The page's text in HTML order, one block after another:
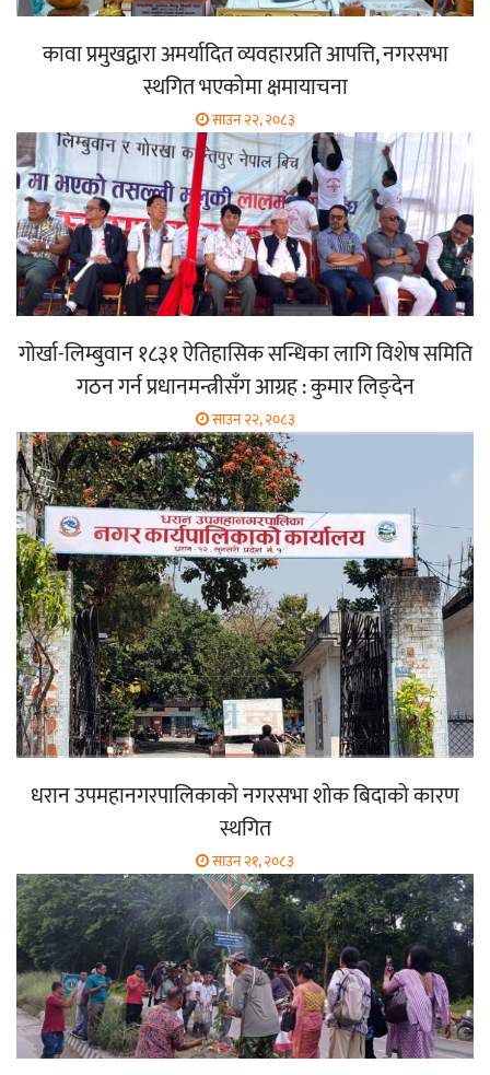
कावा प्रमुखद्वारा अमर्यादित व्यवहारप्रति आपत्ति, नगरसभा
स्थगित भएकोमा क्षमायाचना
साउन २२, २०८३
गोर्खा-लिम्बुवान १८३१ ऐतिहासिक सन्धिका लागि विशेष समिति
गठन गर्न प्रधानमन्त्रीसँग आग्रह : कुमार लिङ्देन
साउन २२, २०८३
धरान उपमहानगरपालिकाको नगरसभा शोक बिदाको कारण
स्थगित
साउन २१, २०८३